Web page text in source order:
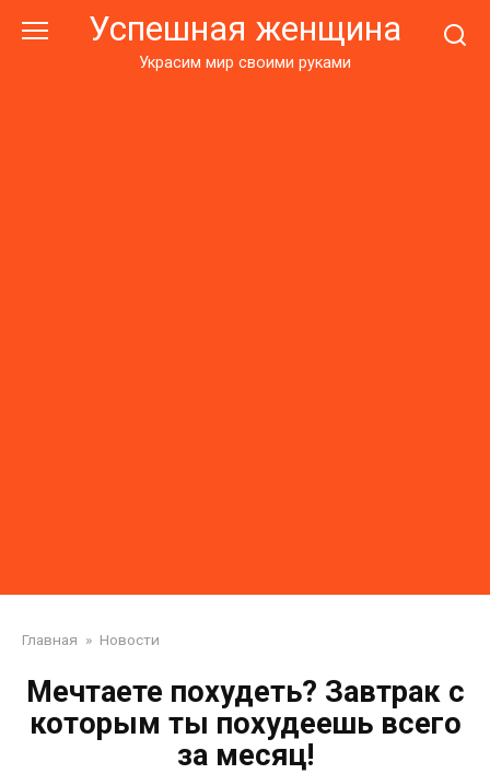
Успешная женщина
Украсим мир своими руками
Главная » Новости
Мечтаете похудеть? Завтрак с
которым ты похудеешь всего
за месяц!